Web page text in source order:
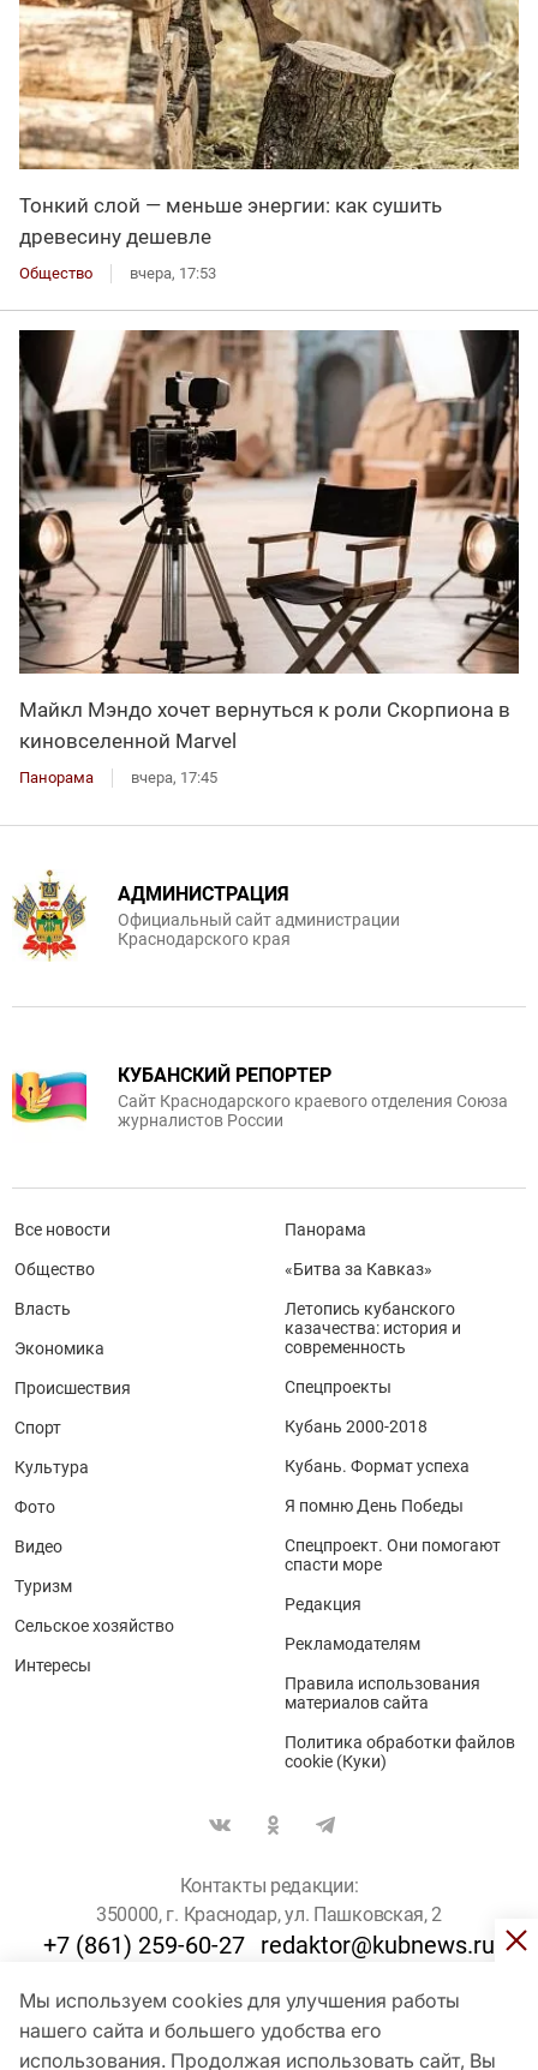
Тонкий слой — меньше энергии: как сушить
древесину дешевле
Общество вчера, 17:53
Майкл Мэндо хочет вернуться к роли Скорпиона в
киновселенной Marvel
Панорама вчера, 17:45
Мы используем cookies для улучшения работы
нашего сайта и большего удобства его
использования. Продолжая использовать сайт, Вы
АДМИНИСТРАЦИЯ
Официальный сайт администрации
Краснодарского края
КУБАНСКИЙ РЕПОРТЕР
Сайт Краснодарского краевого отделения Союза
журналистов России
Все новости
Общество
Власть
Экономика
Происшествия
Спорт
Культура
Фото
Видео
Туризм
Сельское хозяйство
Интересы
Панорама
«Битва за Кавказ»
Летопись кубанского
казачества: история и
современность
Спецпроекты
Кубань 2000-2018
Кубань. Формат успеха
Я помню День Победы
Спецпроект. Они помогают
спасти море
Редакция
Рекламодателям
Правила использования
материалов сайта
Политика обработки файлов
cookie (Куки)
Контакты редакции:
350000, г. Краснодар, ул. Пашковская, 2
+7 (861) 259-60-27 redaktor@kubnews.ru
Для пользователей старше 16 лет
© Кубанские Новости, 2017